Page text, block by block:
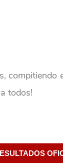
compitiendo
todos!